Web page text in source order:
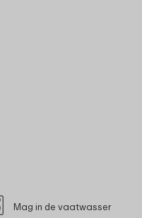
Mag in de vaatwasser